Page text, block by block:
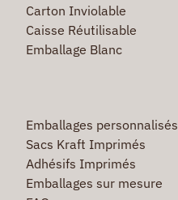
Carton Inviolable
Caisse Réutilisable
Emballage Blanc
Emballages personnalisés
Sacs Kraft Imprimés
Adhésifs Imprimés
Emballages sur mesure